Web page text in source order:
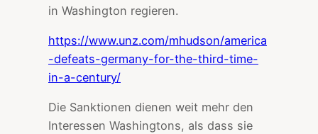
in Washington regieren.
https://www.unz.com/mhudson/america
-defeats-germany-for-the-third-time-
in-a-century/
Die Sanktionen dienen weit mehr den
Interessen Washingtons, als dass sie